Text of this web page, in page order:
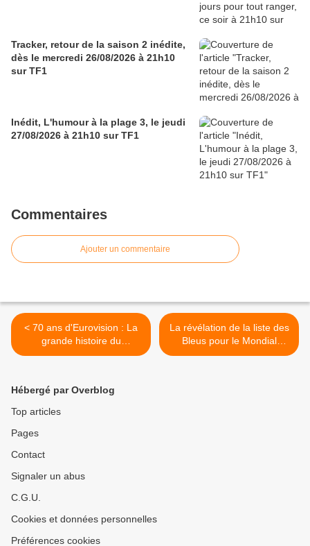
Tracker, retour de la saison 2 inédite,
dès le mercredi 26/08/2026 à 21h10
sur TF1
Inédit, L'humour à la plage 3, le jeudi
27/08/2026 à 21h10 sur TF1
Commentaires
Ajouter un commentaire
< 70 ans d'Eurovision : La
grande histoire du
concours, le vendredi
La révélation de la liste des
Bleus pour le Mondial
booste le 20H de TF1.
Hébergé par Overblog
Top articles
Pages
Contact
Signaler un abus
C.G.U.
Cookies et données personnelles
Préférences cookies